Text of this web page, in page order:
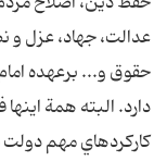
عدالت، جهاد، عزل و
حقوق و... برعهده
دارد. البته همة
كاركردهاي مهم